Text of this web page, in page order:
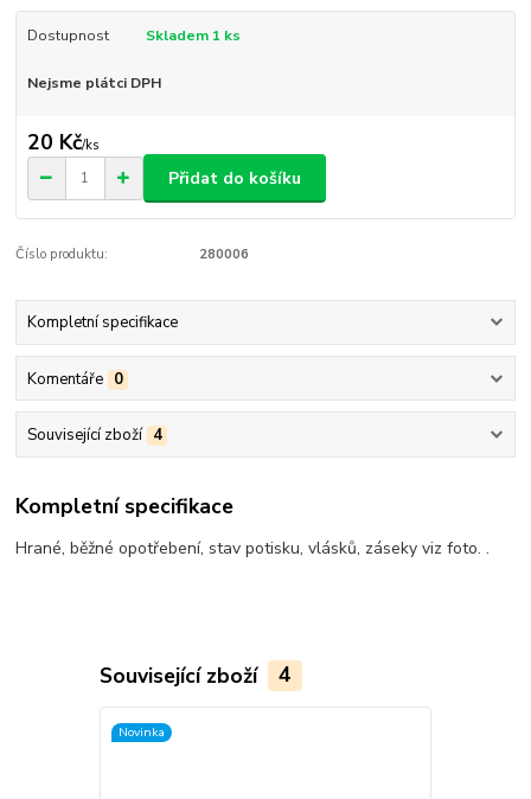
Dostupnost Skladem 1 ks
Nejsme plátci DPH
20 Kč/ks
Přidat do košíku
Číslo produktu: 280006
Kompletní specifikace
Komentáře 0
Související zboží 4
Kompletní specifikace
Hrané, běžné opotřebení, stav potisku, vlásků, záseky viz foto. .
Související zboží 4
Novinka